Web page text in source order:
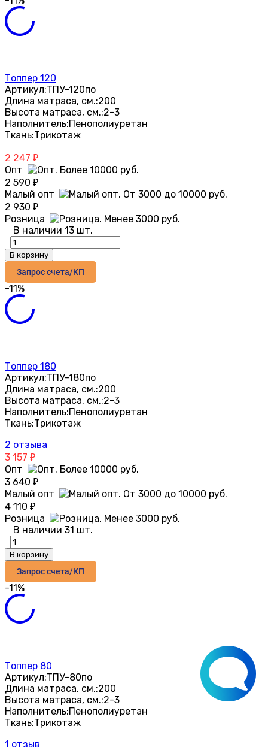
Топпер 120
Артикул:ТПУ-120по
Длина матраса, см.:200
Высота матраса, см.:2-3
Наполнитель:Пенополиуретан
Ткань:Трикотаж
2 247 ₽
Опт
2 590 ₽
Малый опт
2 930 ₽
Розница
В наличии 13 шт.
В корзину
Запрос счета/КП
-11%
Топпер 180
Артикул:ТПУ-180по
Длина матраса, см.:200
Высота матраса, см.:2-3
Наполнитель:Пенополиуретан
Ткань:Трикотаж
2 отзыва
3 157 ₽
Опт
3 640 ₽
Малый опт
4 110 ₽
Розница
В наличии 31 шт.
В корзину
Запрос счета/КП
-11%
Топпер 80
Артикул:ТПУ-80по
Длина матраса, см.:200
Высота матраса, см.:2-3
Наполнитель:Пенополиуретан
Ткань:Трикотаж
1 отзыв